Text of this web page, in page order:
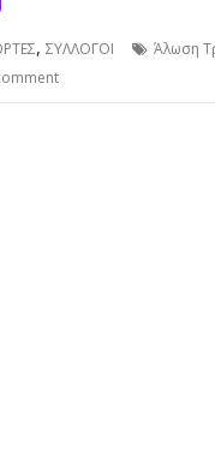
, ΣΥΛΛΟΓΟΙ Άλωση